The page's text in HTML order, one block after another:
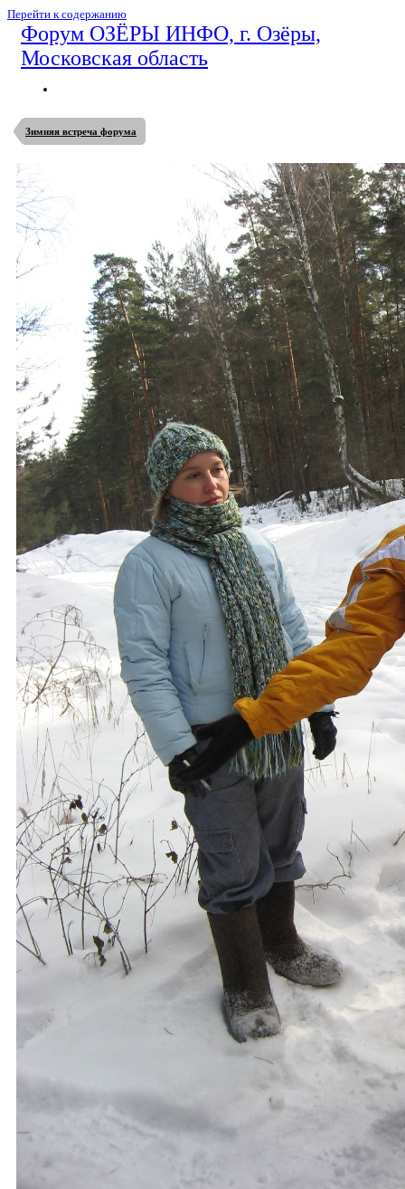
Перейти к содержанию
Форум ОЗЁРЫ ИНФО, г. Озёры,
Московская область
Зимняя встреча форума